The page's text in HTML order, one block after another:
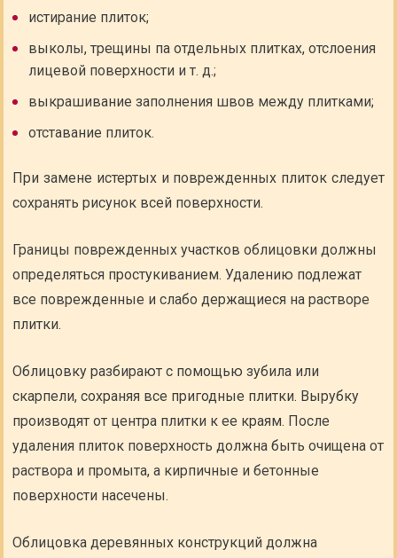
истирание плиток;
выколы, трещины па отдельных плитках, отслоения
лицевой поверхности и т. д.;
выкрашивание заполнения швов между плитками;
отставание плиток.
При замене истертых и поврежденных плиток следует
сохранять рисунок всей поверхности.
Границы поврежденных участков облицовки должны
определяться простукиванием. Удалению подлежат
все поврежденные и слабо держащиеся на растворе
плитки.
Облицовку разбирают с помощью зубила или
скарпели, сохраняя все пригодные плитки. Вырубку
производят от центра плитки к ее краям. После
удаления плиток поверхность должна быть очищена от
раствора и промыта, а кирпичные и бетонные
поверхности насечены.
Облицовка деревянных конструкций должна